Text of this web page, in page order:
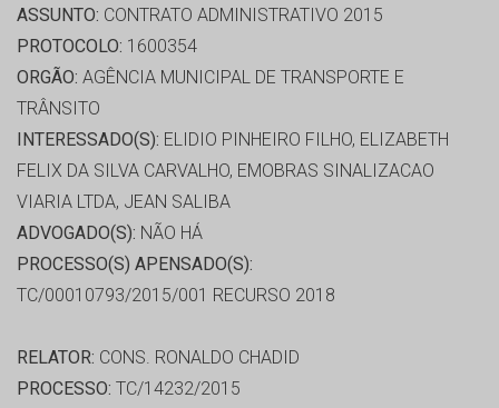
ASSUNTO: CONTRATO ADMINISTRATIVO 2015
PROTOCOLO: 1600354
ORGÃO: AGÊNCIA MUNICIPAL DE TRANSPORTE E
TRÂNSITO
INTERESSADO(S): ELIDIO PINHEIRO FILHO, ELIZABETH
FELIX DA SILVA CARVALHO, EMOBRAS SINALIZACAO
VIARIA LTDA, JEAN SALIBA
ADVOGADO(S): NÃO HÁ
PROCESSO(S) APENSADO(S):
TC/00010793/2015/001 RECURSO 2018
RELATOR: CONS. RONALDO CHADID
PROCESSO: TC/14232/2015